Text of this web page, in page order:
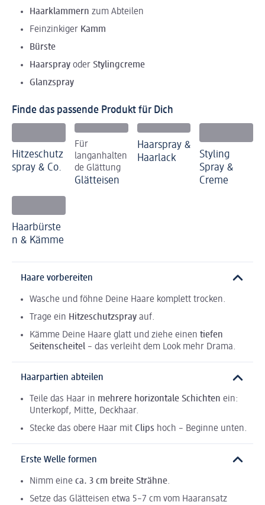
Haarklammern zum Abteilen
Feinzinkiger Kamm
Bürste
Haarspray oder Stylingcreme
Glanzspray
Finde das passende Produkt für Dich
Hitzeschutz
spray & Co.
Für
langanhalten
de Glättung
Glätteisen
Haarspray &
Haarlack
Styling
Spray &
Creme
Haarbürste
n & Kämme
Haare vorbereiten
Wasche und föhne Deine Haare komplett trocken.
Trage ein Hitzeschutzspray auf.
Kämme Deine Haare glatt und ziehe einen tiefen
Seitenscheitel – das verleiht dem Look mehr Drama.
Haarpartien abteilen
Teile das Haar in mehrere horizontale Schichten ein:
Unterkopf, Mitte, Deckhaar.
Stecke das obere Haar mit Clips hoch – Beginne unten.
Erste Welle formen
Nimm eine ca. 3 cm breite Strähne.
Setze das Glätteisen etwa 5–7 cm vom Haaransatz